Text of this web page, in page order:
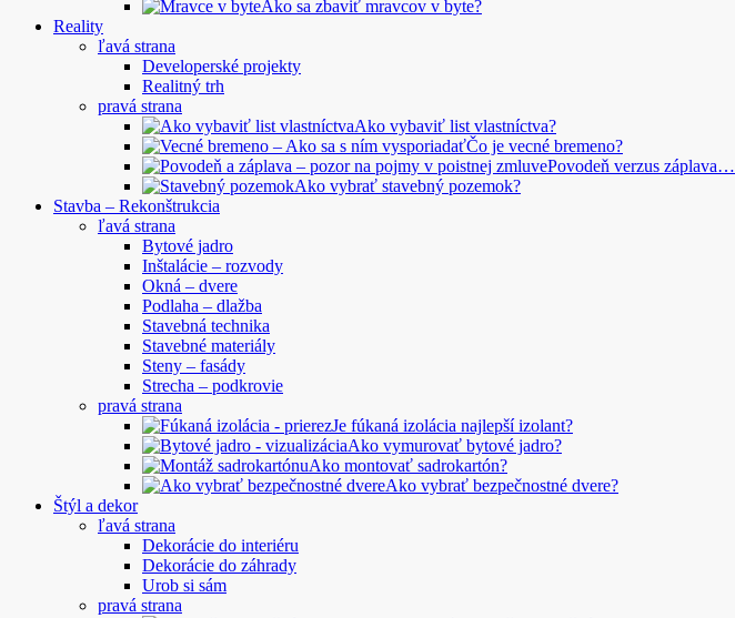
Ako sa zbaviť mravcov v byte?
Reality
ľavá strana
Developerské projekty
Realitný trh
pravá strana
Ako vybaviť list vlastníctva?
Čo je vecné bremeno?
Povodeň verzus záplava…
Ako vybrať stavebný pozemok?
Stavba – Rekonštrukcia
ľavá strana
Bytové jadro
Inštalácie – rozvody
Okná – dvere
Podlaha – dlažba
Stavebná technika
Stavebné materiály
Steny – fasády
Strecha – podkrovie
pravá strana
Je fúkaná izolácia najlepší izolant?
Ako vymurovať bytové jadro?
Ako montovať sadrokartón?
Ako vybrať bezpečnostné dvere?
Štýl a dekor
ľavá strana
Dekorácie do interiéru
Dekorácie do záhrady
Urob si sám
pravá strana